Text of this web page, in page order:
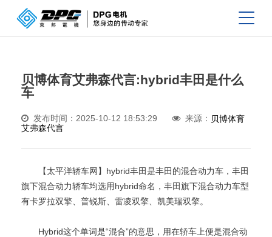
贝博体育艾弗森代言:hybrid丰田是什么
车
发布时间：2025-10-12 18:53:29 来源： 贝博体育
艾弗森代言
【太平洋轿车网】hybrid丰田是丰田的混合动力车，丰田
旗下混合动力轿车均选用hybrid命名，丰田旗下混合动力车型
有卡罗拉双擎、普锐斯、雷凌双擎、凯美瑞双擎。
Hybrid这个单词是“混合”的意思，用在轿车上便是混合动